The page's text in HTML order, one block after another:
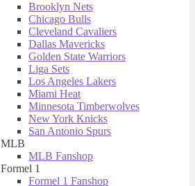
Brooklyn Nets
Chicago Bulls
Cleveland Cavaliers
Dallas Mavericks
Golden State Warriors
Liga Sets
Los Angeles Lakers
Miami Heat
Minnesota Timberwolves
New York Knicks
San Antonio Spurs
MLB
MLB Fanshop
Formel 1
Formel 1 Fanshop